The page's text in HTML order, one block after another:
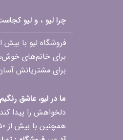
چرا لیو ، و لیو
برای خانم‌های
برای مشتریانش
ما در لیو، عاشق رنگیم
دلخواهش را پیدا
همچنین با بیش از ۸۵۰ هزار دنبال‌کننده در اینستاگرام، ارتباط مداوم و پاسخ‌گویی به سؤالات و بازخوردهای شما را یکی از افتخارات‌مان می‌دانیم